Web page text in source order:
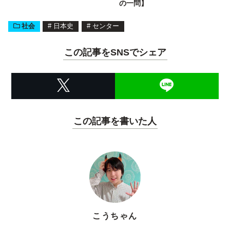
の一問】
社会 # 日本史 # センター
この記事をSNSでシェア
この記事を書いた人
こうちゃん